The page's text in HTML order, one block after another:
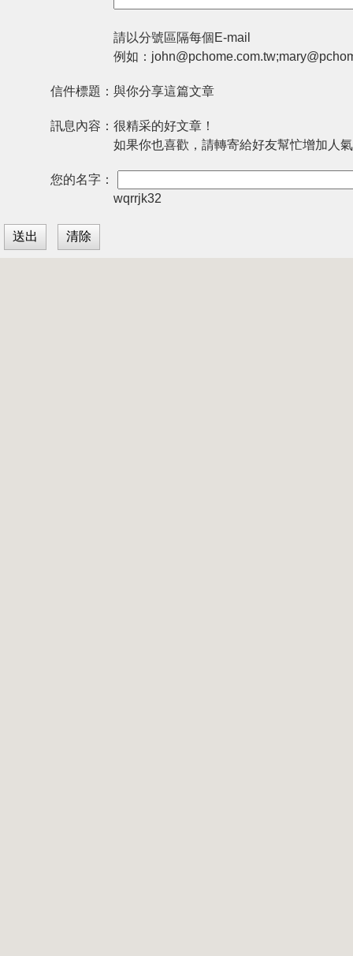
請以分號區隔每個E-mail
例如：
信件標題： 與你分享這篇文章
訊息內容： 很精采的好文章！
如果你也喜歡，請轉寄給好友幫忙增加人
您的名字：
wqrrjk32